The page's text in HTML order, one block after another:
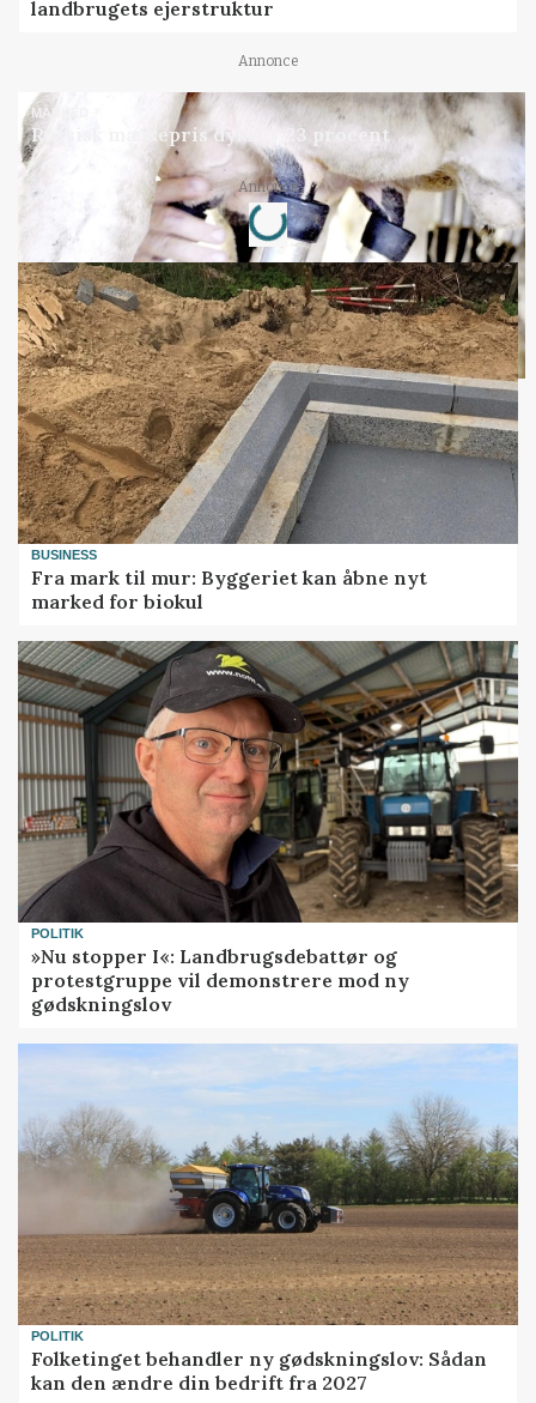
landbrugets ejerstruktur
Annonce
MARKED
Russisk mælkepris dykker 23 procent
Annonce
Loading...
BUSINESS
Fra mark til mur: Byggeriet kan åbne nyt
marked for biokul
POLITIK
»Nu stopper I«: Landbrugsdebattør og
protestgruppe vil demonstrere mod ny
gødskningslov
POLITIK
Folketinget behandler ny gødskningslov: Sådan
kan den ændre din bedrift fra 2027